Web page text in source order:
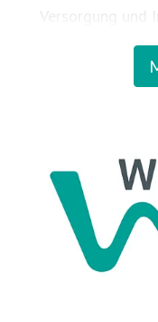
Versorgung und
kommunalen
für die Region. 57
Unter
Unternehmen die
KG. Das operative
organisiert:
Co. KG, Westfalen